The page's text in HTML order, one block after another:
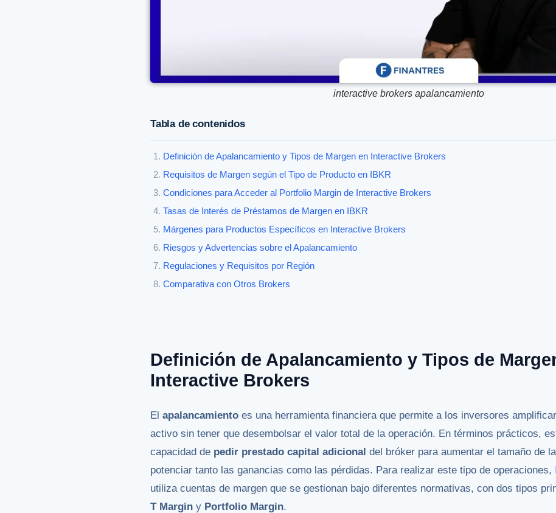
interactive brokers apalancamiento
Tabla de contenidos
Definición de Apalancamiento y Tipos de Margen en Interactive Brokers
Requisitos de Margen según el Tipo de Producto en IBKR
Condiciones para Acceder al Portfolio Margin de Interactive Brokers
Tasas de Interés de Préstamos de Margen en IBKR
Márgenes para Productos Específicos en Interactive Brokers
Riesgos y Advertencias sobre el Apalancamiento
Regulaciones y Requisitos por Región
Comparativa con Otros Brokers
Definición de Apalancamiento y Tipos de
Interactive Brokers
El apalancamiento es una herramienta financiera que permite a los inversores
activo sin tener que desembolsar el valor total de la operación. En términos prácticos,
capacidad de pedir prestado capital adicional del bróker para aumentar el tamaño de
potenciar tanto las ganancias como las pérdidas. Para realizar este tipo de operaciones,
utiliza cuentas de margen que se gestionan bajo diferentes normativas, con dos tipos
T Margin y Portfolio Margin.